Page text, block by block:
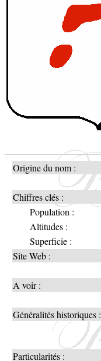
Origine du nom :
Chiffres clés :
Population :
Altitudes :
Superficie :
Site Web :
A voir :
Généralités historiques :
Particularités :